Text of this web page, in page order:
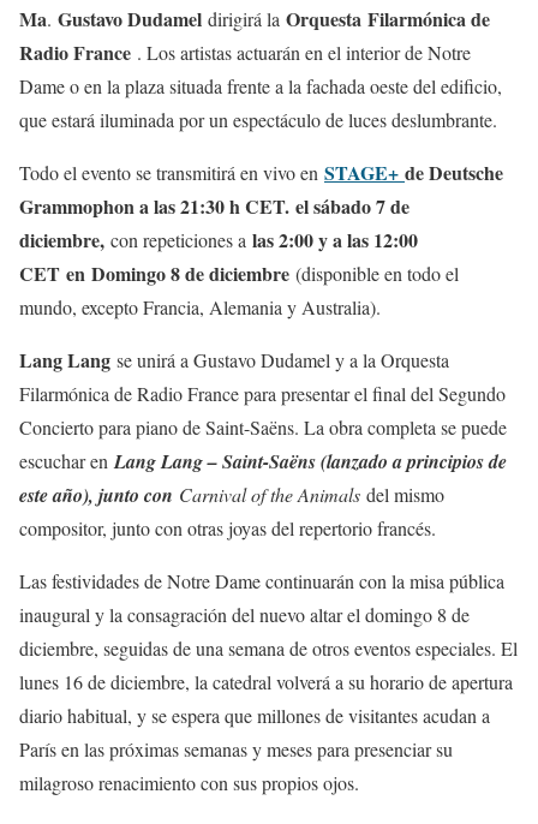
Ma. Gustavo Dudamel dirigirá la Orquesta Filarmónica de
Radio France . Los artistas actuarán en el interior de Notre
Dame o en la plaza situada frente a la fachada oeste del edificio,
que estará iluminada por un espectáculo de luces deslumbrante.
Todo el evento se transmitirá en vivo en STAGE+ de Deutsche
Grammophon a las 21:30 h CET. el sábado 7 de
diciembre, con repeticiones a las 2:00 y a las 12:00
CET en Domingo 8 de diciembre (disponible en todo el
mundo, excepto Francia, Alemania y Australia).
Lang Lang se unirá a Gustavo Dudamel y a la Orquesta
Filarmónica de Radio France para presentar el final del Segundo
Concierto para piano de Saint-Saëns. La obra completa se puede
escuchar enLang Lang – Saint-Saëns (lanzado a principios de
este año), junto con Carnival of the Animals del mismo
compositor, junto con otras joyas del repertorio francés.
Las festividades de Notre Dame continuarán con la misa pública
inaugural y la consagración del nuevo altar el domingo 8 de
diciembre, seguidas de una semana de otros eventos especiales. El
lunes 16 de diciembre, la catedral volverá a su horario de apertura
diario habitual, y se espera que millones de visitantes acudan a
París en las próximas semanas y meses para presenciar su
milagroso renacimiento con sus propios ojos.